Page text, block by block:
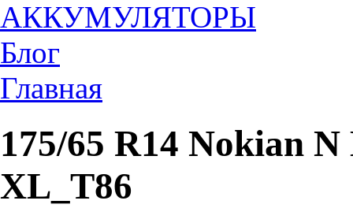
АККУМУЛЯТОРЫ
Блог
Главная
175/65 R14 Nokian
XL_T86